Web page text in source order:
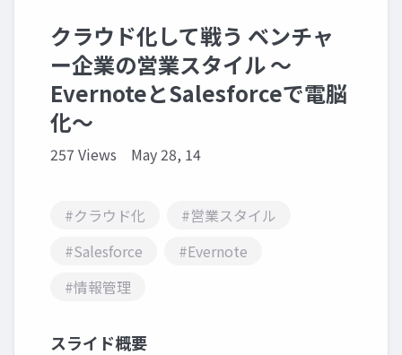
クラウド化して戦う ベンチャ
ー企業の営業スタイル ～
EvernoteとSalesforceで電脳
化～
257 Views May 28, 14
#クラウド化
#営業スタイル
#Salesforce
#Evernote
#情報管理
スライド概要